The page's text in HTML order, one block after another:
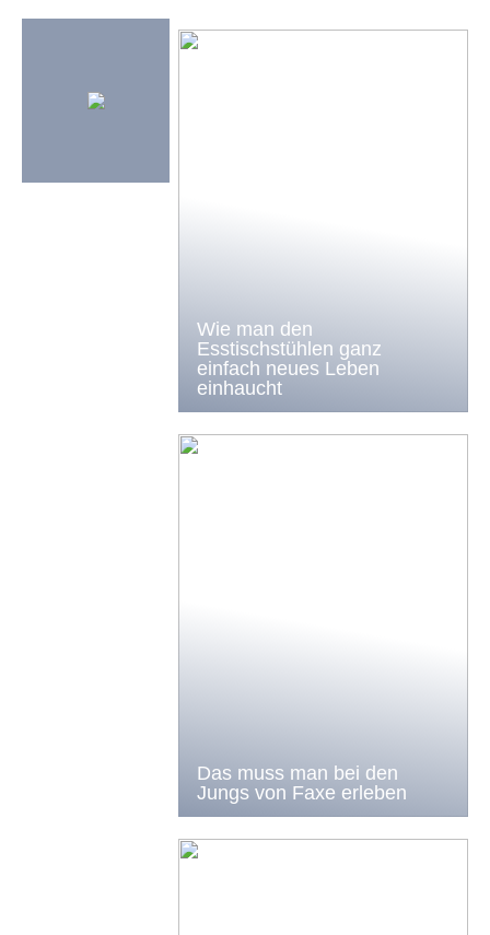
Wie man den
Esstischstühlen ganz
einfach neues Leben
einhaucht
Das muss man bei den
Jungs von Faxe erleben